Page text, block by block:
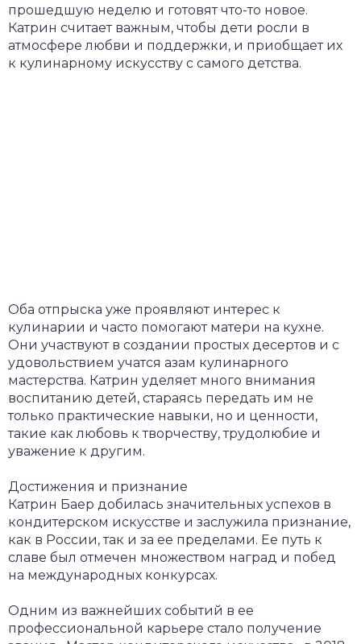
прошедшую неделю и готовят что-то новое.
Катрин считает важным, чтобы дети росли в
атмосфере любви и поддержки, и приобщает их
к кулинарному искусству с самого детства.
Оба отпрыска уже проявляют интерес к
кулинарии и часто помогают матери на кухне.
Они участвуют в создании простых десертов и с
удовольствием учатся азам кулинарного
мастерства. Катрин уделяет много внимания
воспитанию детей, стараясь передать им не
только практические навыки, но и ценности,
такие как любовь к творчеству, трудолюбие и
уважение к другим.
Достижения и признание
Катрин Баер добилась значительных успехов в
кондитерском искусстве и заслужила признание,
как в России, так и за ее пределами. Ее путь к
славе был отмечен множеством наград и побед
на международных конкурсах.
Одним из важнейших событий в ее
профессиональной карьере стало получение